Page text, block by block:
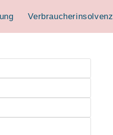
Verbraucherinsolvenz